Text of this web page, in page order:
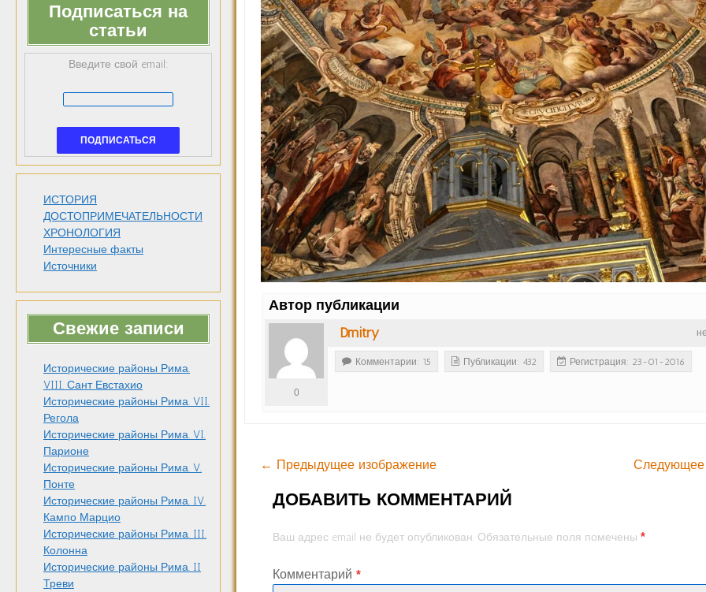
Подписаться на
статьи
Введите свой email:
ИСТОРИЯ
ДОСТОПРИМЕЧАТЕЛЬНОСТИ
ХРОНОЛОГИЯ
Интересные факты
Источники
Свежие записи
Исторические районы Рима.
VIII. Сант Евстахио
Исторические районы Рима. VII.
Регола
Исторические районы Рима. VI.
Парионе
Исторические районы Рима. V.
Понте
Исторические районы Рима. IV.
Кампо Марцио
Исторические районы Рима. III.
Колонна
Исторические районы Рима. II
Треви
Автор публикации
Dmitry
0
Комментарии: 15 Публикации: 432 Регистрация: 23-01-2016
← Предыдущее изображение Следующее
ДОБАВИТЬ КОММЕНТАРИЙ
Ваш адрес email не будет опубликован. Обязательные поля помечены*
Комментарий*